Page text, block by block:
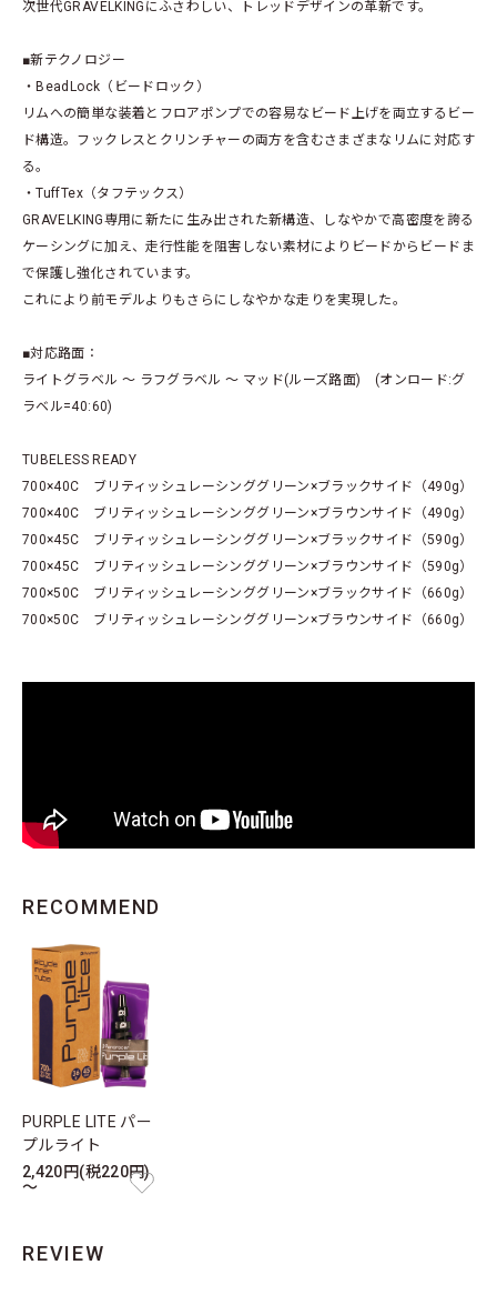
次世代GRAVELKINGにふさわしい、トレッドデザインの革新です。
■新テクノロジー
・BeadLock（ビードロック）
リムへの簡単な装着とフロアポンプでの容易なビード上げを両立するビー
ド構造。フックレスとクリンチャーの両方を含むさまざまなリムに対応す
る。
・TuffTex（タフテックス）
GRAVELKING専用に新たに生み出された新構造、しなやかで高密度を誇る
ケーシングに加え、走行性能を阻害しない素材によりビードからビードま
で保護し強化されています。
これにより前モデルよりもさらにしなやかな走りを実現した。
■対応路面：
ライトグラベル ～ ラフグラベル ～ マッド(ルーズ路面) (オンロード:グ
ラベル=40:60)
TUBELESS READY
700×40C ブリティッシュレーシンググリーン×ブラックサイド（490g）
700×40C ブリティッシュレーシンググリーン×ブラウンサイド（490g）
700×45C ブリティッシュレーシンググリーン×ブラックサイド（590g）
700×45C ブリティッシュレーシンググリーン×ブラウンサイド（590g）
700×50C ブリティッシュレーシンググリーン×ブラックサイド（660g）
700×50C ブリティッシュレーシンググリーン×ブラウンサイド（660g）
RECOMMEND
PURPLE LITE パー
プルライト
2,420円(税220円)
～
REVIEW